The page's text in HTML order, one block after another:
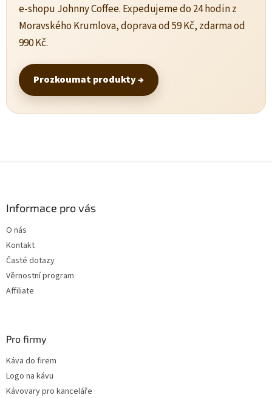
e-shopu Johnny Coffee. Expedujeme do 24 hodin z
Moravského Krumlova, doprava od 59 Kč, zdarma od
990 Kč.
Prozkoumat produkty →
Informace pro vás
O nás
Kontakt
Časté dotazy
Věrnostní program
Affiliate
Pro firmy
Káva do firem
Logo na kávu
Kávovary pro kanceláře